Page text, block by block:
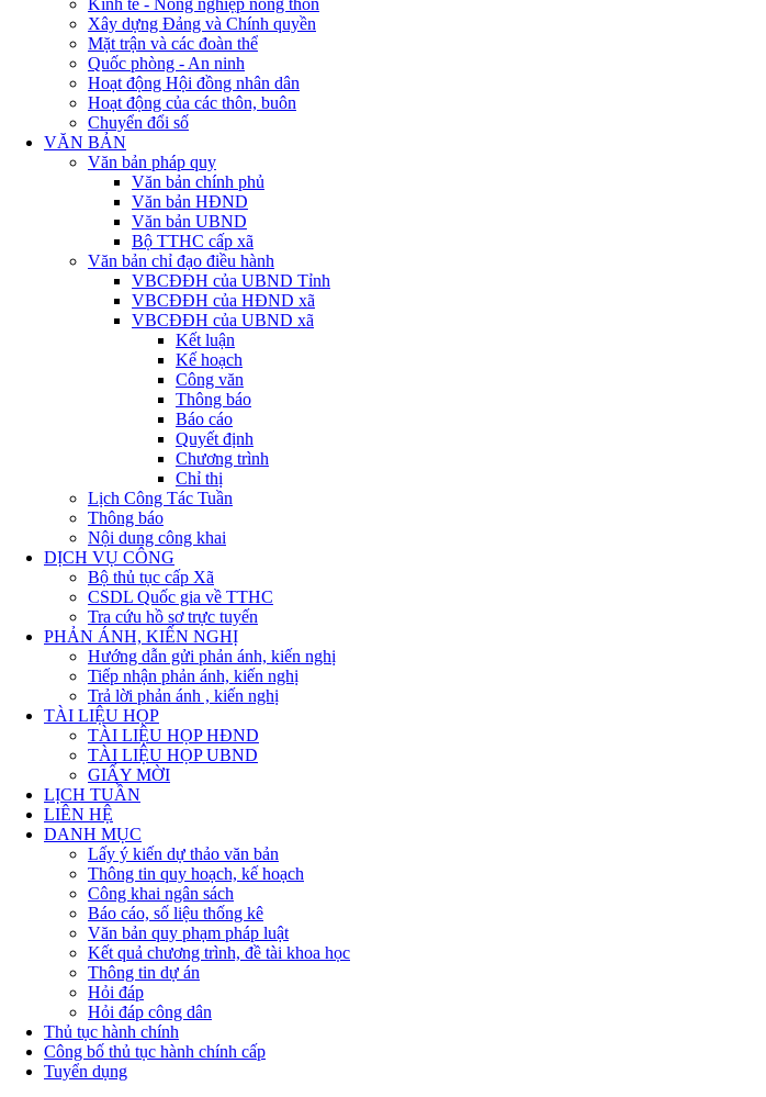
Xây dựng Đảng và Chính quyền
Mặt trận và các đoàn thể
Quốc phòng - An ninh
Hoạt động Hội đồng nhân dân
Hoạt động của các thôn, buôn
Chuyển đổi số
VĂN BẢN
Văn bản pháp quy
Văn bản chính phủ
Văn bản HĐND
Văn bản UBND
Bộ TTHC cấp xã
Văn bản chỉ đạo điều hành
VBCĐĐH của UBND Tỉnh
VBCĐĐH của HĐND xã
VBCĐĐH của UBND xã
Kết luận
Kế hoạch
Công văn
Thông báo
Báo cáo
Quyết định
Chương trình
Chỉ thị
Lịch Công Tác Tuần
Thông báo
Nội dung công khai
DỊCH VỤ CÔNG
Bộ thủ tục cấp Xã
CSDL Quốc gia về TTHC
Tra cứu hồ sơ trực tuyến
PHẢN ÁNH, KIẾN NGHỊ
Hướng dẫn gửi phản ánh, kiến nghị
Tiếp nhận phản ánh, kiến nghị
Trả lời phản ánh , kiến nghị
TÀI LIỆU HỌP
TÀI LIỆU HỌP HĐND
TÀI LIỆU HỌP UBND
GIẤY MỜI
LỊCH TUẦN
LIÊN HỆ
DANH MỤC
Lấy ý kiến dự thảo văn bản
Thông tin quy hoạch, kế hoạch
Công khai ngân sách
Báo cáo, số liệu thống kê
Văn bản quy phạm pháp luật
Kết quả chương trình, đề tài khoa học
Thông tin dự án
Hỏi đáp
Hỏi đáp công dân
Thủ tục hành chính
Công bố thủ tục hành chính cấp
Tuyển dụng